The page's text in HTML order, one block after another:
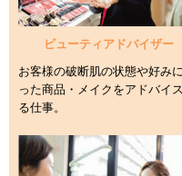
ビューティアドバイザー
お客様の破断肌の状態や好み
った商品・メイクをアドバイ
る仕事。